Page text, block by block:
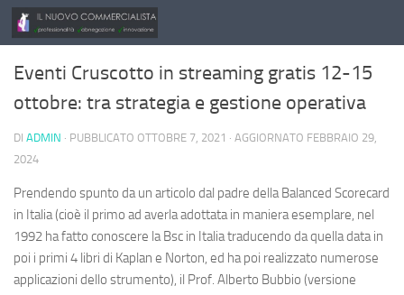
Salta al contenuto
Eventi Cruscotto in streaming gratis 12-15
ottobre: tra strategia e gestione operativa
DI ADMIN · PUBBLICATO OTTOBRE 7, 2021 · AGGIORNATO FEBBRAIO 29,
2024
Prendendo spunto da un articolo dal padre della Balanced Scorecard
in Italia (cioè il primo ad averla adottata in maniera esemplare, nel
1992 ha fatto conoscere la Bsc in Italia traducendo da quella data in
poi i primi 4 libri di Kaplan e Norton, ed ha poi realizzato numerose
applicazioni dello strumento), il Prof. Alberto Bubbio (versione